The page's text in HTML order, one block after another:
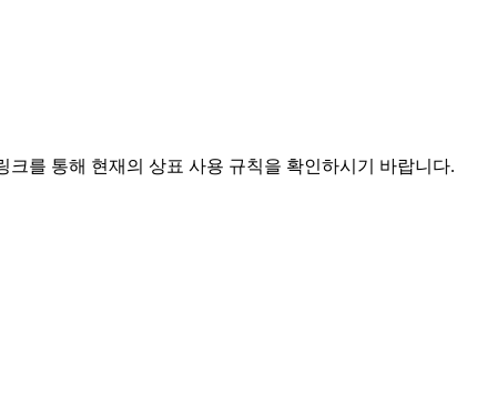
를 통해 현재의 상표 사용 규칙을 확인하시기 바랍니다.